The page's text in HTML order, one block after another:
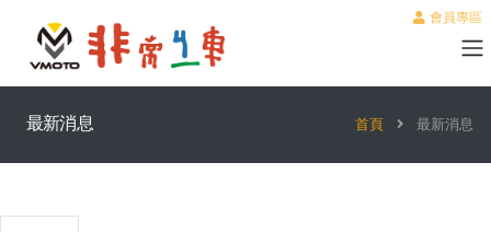
會員專區
最新消息 首頁 最新消息